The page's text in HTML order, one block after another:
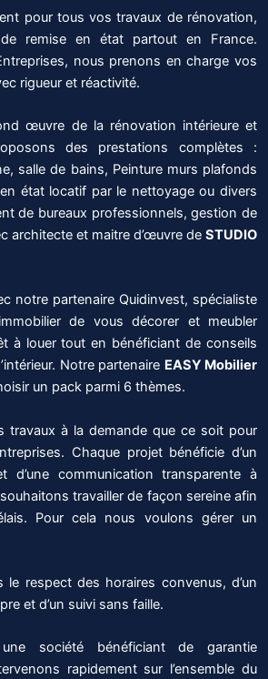
pour tous vos travaux de rénovation,
de remise en état partout en France.
nous prenons en charge vos
rigueur et réactivité.
œuvre de la rénovation intérieure et
des prestations complètes :
salle de bains, Peinture murs plafonds
état locatif par le nettoyage ou divers
de bureaux professionnels, gestion de
architecte et maitre d’œuvre de STUDIO
notre partenaire Quidinvest, spécialiste
de vous décorer et meubler
à louer tout en bénéficiant de conseils
Notre partenaire EASY Mobilier
un pack parmi 6 thèmes.
travaux à la demande que ce soit pour
Chaque projet bénéficie d’un
d’une communication transparente à
travailler de façon sereine afin
Pour cela nous voulons gérer un
le respect des horaires convenus, d’un
et d’un suivi sans faille.
société bénéficiant de garantie
rapidement sur l’ensemble du